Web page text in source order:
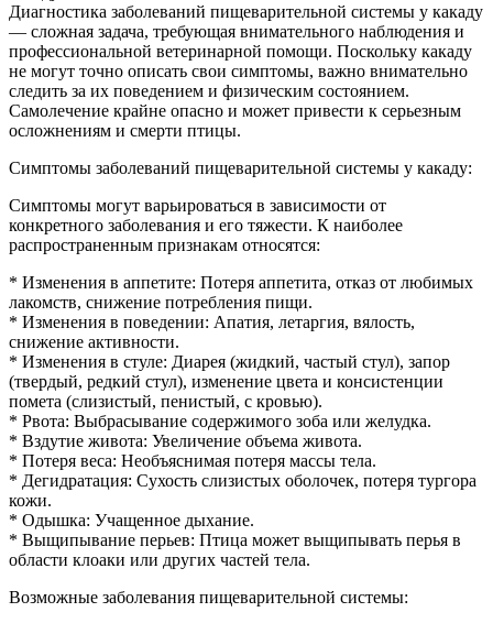
Диагностика заболеваний пищеварительной системы у какаду
— сложная задача, требующая внимательного наблюдения и
профессиональной ветеринарной помощи. Поскольку какаду
не могут точно описать свои симптомы, важно внимательно
следить за их поведением и физическим состоянием.
Самолечение крайне опасно и может привести к серьезным
осложнениям и смерти птицы.
Симптомы заболеваний пищеварительной системы у какаду:
Симптомы могут варьироваться в зависимости от
конкретного заболевания и его тяжести. К наиболее
распространенным признакам относятся:
* Изменения в аппетите: Потеря аппетита, отказ от любимых
лакомств, снижение потребления пищи.
* Изменения в поведении: Апатия, летаргия, вялость,
снижение активности.
* Изменения в стуле: Диарея (жидкий, частый стул), запор
(твердый, редкий стул), изменение цвета и консистенции
помета (слизистый, пенистый, с кровью).
* Рвота: Выбрасывание содержимого зоба или желудка.
* Вздутие живота: Увеличение объема живота.
* Потеря веса: Необъяснимая потеря массы тела.
* Дегидратация: Сухость слизистых оболочек, потеря тургора
кожи.
* Одышка: Учащенное дыхание.
* Выщипывание перьев: Птица может выщипывать перья в
области клоаки или других частей тела.
Возможные заболевания пищеварительной системы: